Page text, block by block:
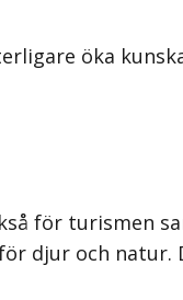
öka
för turismen
djur och natur.